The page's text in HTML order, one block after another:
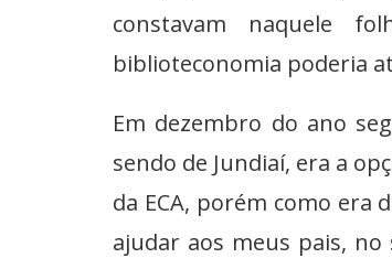
constavam naquele
biblioteconomia poderia
Em dezembro do ano
sendo de Jundiaí, era a
da ECA, porém como
ajudar aos meus pais,